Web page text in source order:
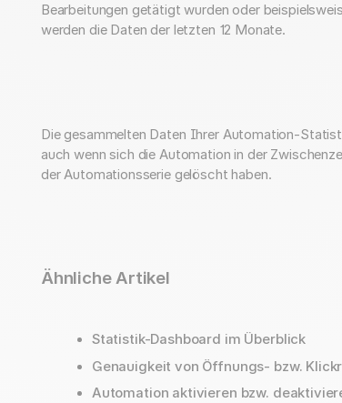
Bearbeitungen getätigt wurden oder
werden die Daten der letzten 12 Monate.
Die gesammelten Daten Ihrer Automation-
auch wenn sich die Automation in der
der Automationsserie gelöscht haben.
Ähnliche Artikel
Statistik-Dashboard im Überblick
Genauigkeit von Öffnungs- bzw.
Automation aktivieren bzw.